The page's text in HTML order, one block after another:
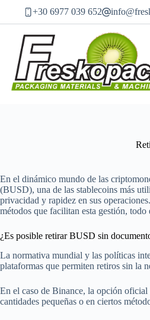
περιεχόμενο
+30 6977 039 652
En el dinámico mundo de las
(BUSD), una de las stablecoins más
privacidad y rapidez en sus
métodos que facilitan esta gestión,
¿Es posible retirar BUSD sin
La normativa mundial y las políticas
plataformas que permiten retiros sin la
En el caso de Binance, la opción
cantidades pequeñas o en ciertos